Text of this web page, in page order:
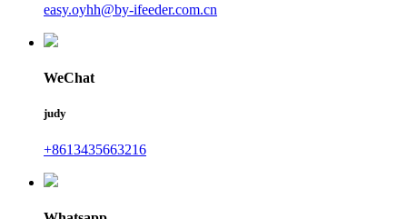
easy.oyhh@by-ifeeder.com.cn
WeChat
judy
+8613435663216